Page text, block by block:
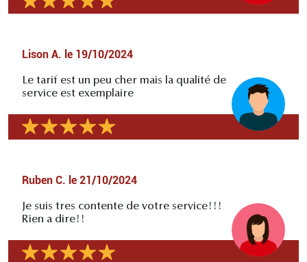
Lison A. le 19/10/2024
Le tarif est un peu cher mais la qualité de
service est exemplaire
Ruben C. le 21/10/2024
Je suis tres contente de votre service!!!
Rien a dire!!